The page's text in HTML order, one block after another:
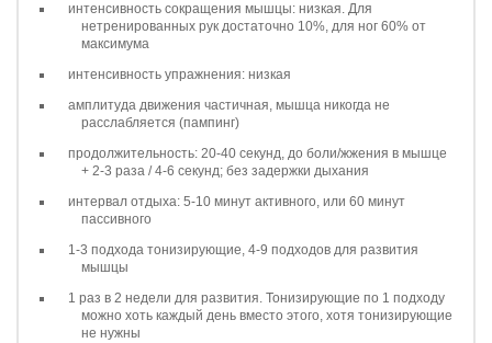
интенсивность сокращения мышцы: низкая. Для
нетренированных рук достаточно 10%, для ног 60% от
максимума
интенсивность упражнения: низкая
амплитуда движения частичная, мышца никогда не
расслабляется (пампинг)
продолжительность: 20-40 секунд, до боли/жжения в мышце
+ 2-3 раза / 4-6 секунд; без задержки дыхания
интервал отдыха: 5-10 минут активного, или 60 минут
пассивного
1-3 подхода тонизирующие, 4-9 подходов для развития
мышцы
1 раз в 2 недели для развития. Тонизирующие по 1 подходу
можно хоть каждый день вместо этого, хотя тонизирующие
не нужны